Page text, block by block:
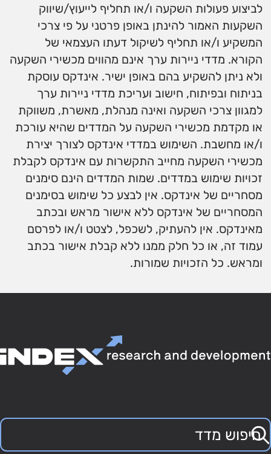
לביצוע פעולות השקעה ו/או תחליף לייעוץ/שיווק
השקעות האמור להינתן באופן פרטני על פי צרכי
המשקיע ו/או תחליף לשיקול דעתו העצמאי של
הקורא. מדדי ניירות ערך אינם מהווים מכשירי השקעה
ולא ניתן להשקיע בהם באופן ישיר. אינדקס עוסקת
בניתוח ובפיתוח, חישוב ועריכת מדדי ניירות ערך
למגוון צרכי השקעה ואינה מנהלת, מאשרת, משווקת
או מקדמת מכשירי השקעה על המדדים שהיא עורכת
ו/או מחשבת. השימוש במדדי אינדקס לצורך יצירת
מכשירי השקעה מחייב התקשרות עם אינדקס לקבלת
זכויות שימוש במדדים. שמות המדדים הינם סימנים
מסחריים של אינדקס. אין לבצע כל שימוש בסימנים
המסחריים של אינדקס ללא אישור מראש ובכתב
מאינדקס. אין להעתיק, לשכפל, לצטט ו/או לפרסם
עמוד זה, או כל חלק ממנו ללא קבלת אישור בכתב
ומראש. כל הזכויות שמורות.